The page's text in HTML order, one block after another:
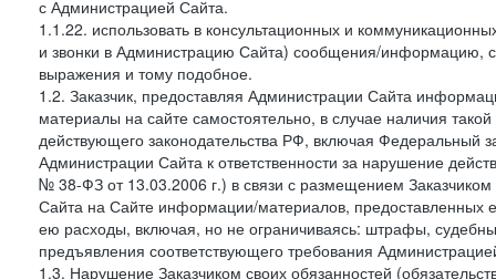
с Администрацией Сайта.
1.1.22. использовать в консультационных и
и звонки в Администрацию Сайта) сообщения/информацию,
выражения и тому подобное.
1.2. Заказчик, предоставляя Администрации Сайта
материалы на сайте самостоятельно, в случае наличия
действующего законодательства РФ, включая
Администрации Сайта к ответственности за нарушение
№ 38-ФЗ от 13.03.2006 г.) в связи с размещением
Сайта на Сайте информации/материалов, предоставленных
ею расходы, включая, но не ограничиваясь: штрафы,
предъявления соответствующего требования
1.3. Нарушение Заказчиком своих обязанностей